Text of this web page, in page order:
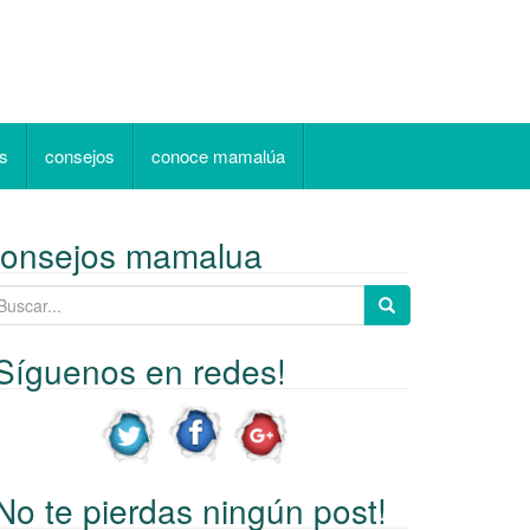
consejos conoce mamalúa
mamalua
en redes!
te pierdas ningún post!